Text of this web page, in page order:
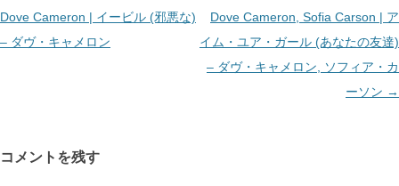
ビ
ゲ
Dove Cameron | イービル (邪悪な)
– ダヴ・キャメロン
Dove Cameron, Sofia Carson | ア
イム・ユア・ガール (あなたの友達)
– ダヴ・キャメロン, ソフィア・カ
ーソン →
コメントを残す